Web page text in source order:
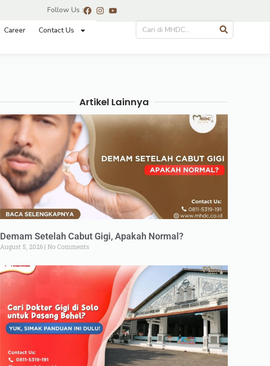
Follow Us :
Career Contact Us
Artikel Lainnya
Demam Setelah Cabut Gigi, Apakah Normal?
August 5, 2026 No Comments